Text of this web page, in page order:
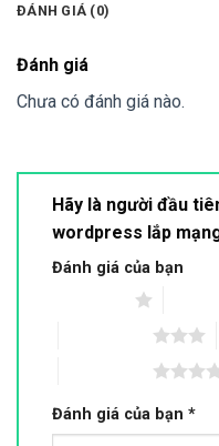
ĐÁNH GIÁ (0)
Đánh giá
Chưa có đánh giá nào.
Hãy là người đầu
wordpress lắp
Đánh giá của bạn
Đánh giá của bạn *